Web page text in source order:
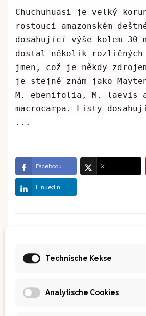
Facebook X
LinkedIn
Chuchuhuasi je velký
rostoucí amazonském
dosahující výše kolem 30
dostal několik rozličných
jmen, což je někdy
je stejně znám jako
M. ebenifolia, M. laevis
macrocarpa. Listy
...
Technische Kekse
Analytische Cookies